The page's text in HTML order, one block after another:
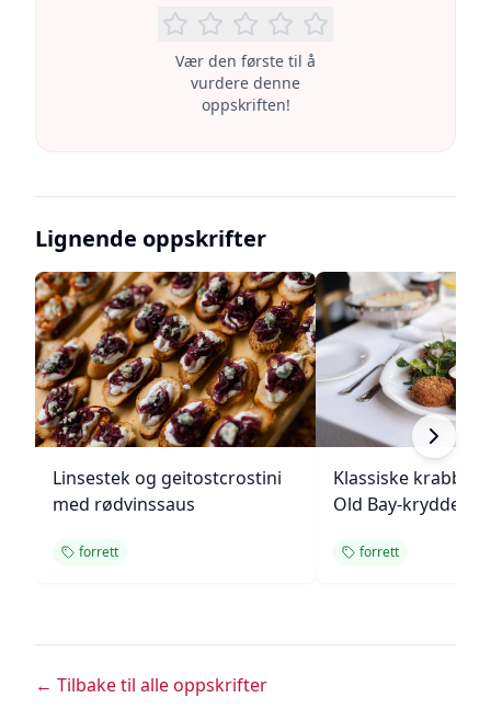
Vær den første til å
vurdere denne
oppskriften!
Lignende oppskrifter
Linsestek og geitostcrostini
med rødvinssaus
forrett
Klassiske
Old Bay-krydder
forrett
← Tilbake til alle oppskrifter